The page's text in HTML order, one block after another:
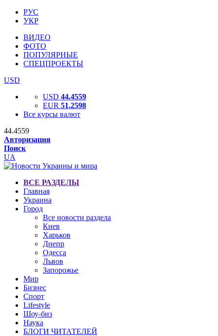
РУС
УКР
ВИДЕО
ФОТО
ПОПУЛЯРНЫЕ
СПЕЦПРОЕКТЫ
USD
USD 44.4559
EUR 51.2598
Все курсы валют
44.4559
Авторизация
Поиск
UA
ВСЕ РАЗДЕЛЫ
Главная
Украина
Город
Все новости раздела
Киев
Харьков
Днепр
Одесса
Львов
Запорожье
Мир
Бизнес
Спорт
Lifestyle
Шоу-биз
Наука
БЛОГИ ЧИТАТЕЛЕЙ